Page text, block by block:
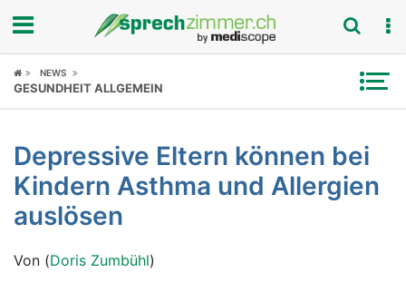
Fokus
Symptome
Untersuchungen
News
NEWS
GESUNDHEIT ALLGEMEIN
Depressive Eltern können bei
Kindern Asthma und Allergien
auslösen
Von (Doris Zumbühl)